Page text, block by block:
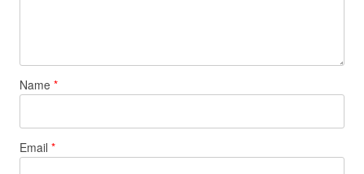
Name *
Email *